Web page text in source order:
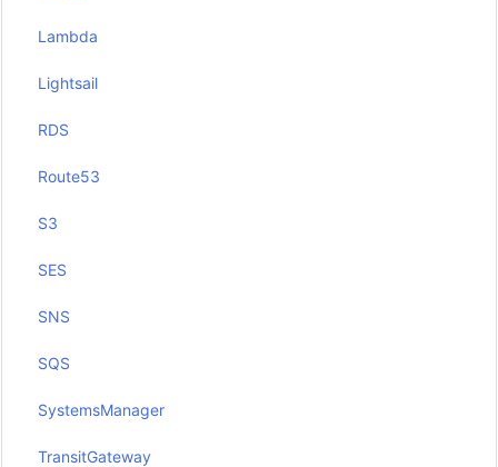
Lambda
Lightsail
RDS
Route53
S3
SES
SNS
SQS
SystemsManager
TransitGateway